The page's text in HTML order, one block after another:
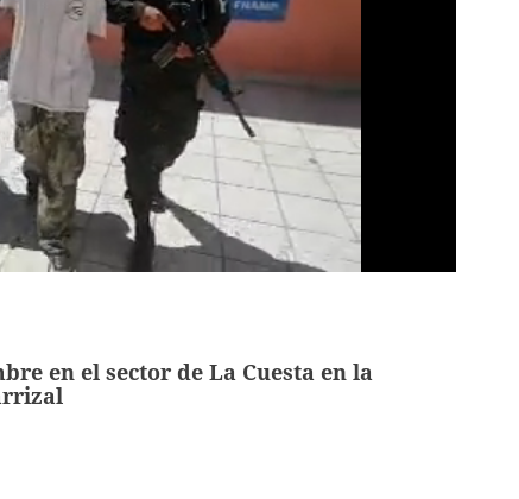
en el sector de La Cuesta en la